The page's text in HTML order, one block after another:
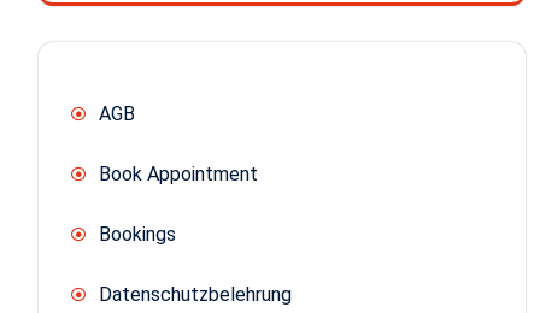
AGB
Book Appointment
Bookings
Datenschutzbelehrung